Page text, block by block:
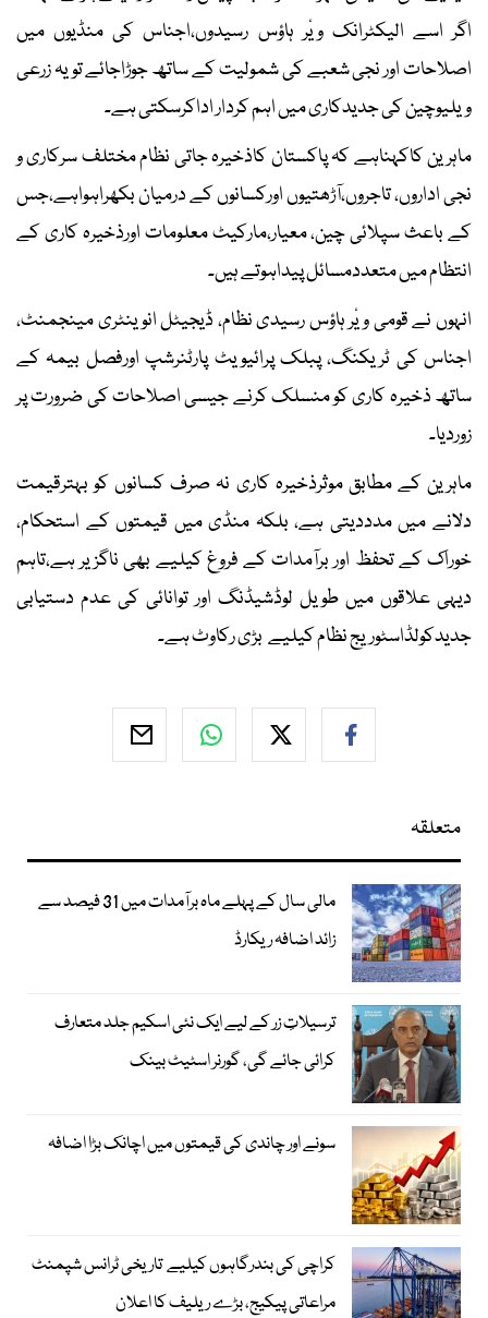
اگر اسے الیکٹرانک ویٔر ہاؤس رسیدوں،اجناس کی منڈیوں میں
اصلاحات اور نجی شعبے کی شمولیت کے ساتھ جوڑاجائے تو یہ زرعی
ویلیوچین کی جدیدکاری میں اہم کردار اداکرسکتی ہے۔
ماہرین کاکہناہے کہ پاکستان کاذخیرہ جاتی نظام مختلف سرکاری و
نجی اداروں، تاجروں،آڑھتیوں اورکسانوں کے درمیان بکھراہواہے،جس
کے باعث سپلائی چین، معیار،مارکیٹ معلومات اورذخیرہ کاری کے
انتظام میں متعددمسائل پیداہوتے ہیں۔
انہوں نے قومی ویٔر ہاؤس رسیدی نظام، ڈیجیٹل انوینٹری مینجمنٹ،
اجناس کی ٹریکنگ، پبلک پرائیویٹ پارٹنرشپ اورفصل بیمہ کے
ساتھ ذخیرہ کاری کو منسلک کرنے جیسی اصلاحات کی ضرورت پر
زوردیا۔
ماہرین کے مطابق موثرذخیرہ کاری نہ صرف کسانوں کو بہترقیمت
دلانے میں مدددیتی ہے، بلکہ منڈی میں قیمتوں کے استحکام،
خوراک کے تحفظ اور برآمدات کے فروغ کیلیے بھی ناگزیر ہے،تاہم
دیہی علاقوں میں طویل لوڈشیڈنگ اور توانائی کی عدم دستیابی
جدیدکولڈاسٹوریج نظام کیلیے بڑی رکاوٹ ہے۔
متعلقہ
مالی سال کے پہلے ماہ برآمدات میں 31 فیصد سے
زائد اضافہ ریکارڈ
ترسیلاتِ زر کے لیے ایک نئی اسکیم جلد متعارف
کرائی جائے گی، گورنر اسٹیٹ بینک
سونے اور چاندی کی قیمتوں میں اچانک بڑا اضافہ
کراچی کی بندرگاہوں کیلیے تاریخی ٹرانس شپمنٹ
مراعاتی پیکیج، بڑے ریلیف کا اعلان